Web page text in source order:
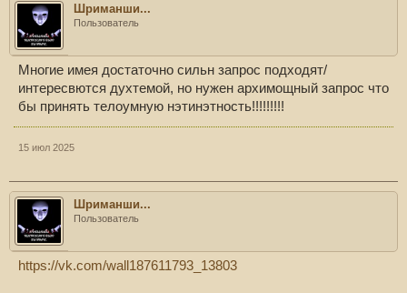
Шриманши...
Пользователь
Многие имея достаточно сильн запрос подходят/
интересвются духтемой, но нужен архимощный запрос что
бы принять телоумную нэтинэтность!!!!!!!!!
15 июл 2025
Шриманши...
Пользователь
https://vk.com/wall187611793_13803